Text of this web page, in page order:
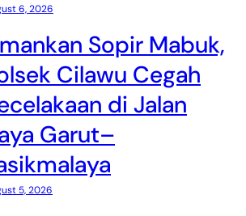
6, 2026
Sopir Mabuk,
Cilawu Cegah
di Jalan
Garut–
5, 2026